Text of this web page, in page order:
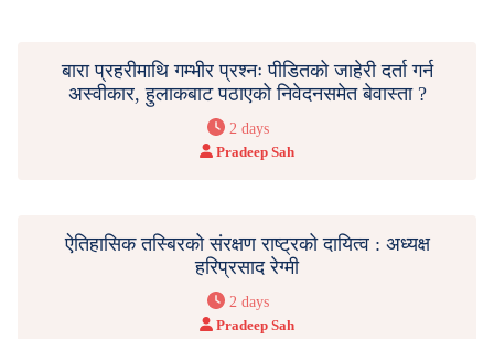
बारा प्रहरीमाथि गम्भीर प्रश्नः पीडितको जाहेरी दर्ता गर्न
अस्वीकार, हुलाकबाट पठाएको निवेदनसमेत बेवास्ता ?
2 days
Pradeep Sah
ऐतिहासिक तस्बिरको संरक्षण राष्ट्रको दायित्व : अध्यक्ष
हरिप्रसाद रेग्मी
2 days
Pradeep Sah